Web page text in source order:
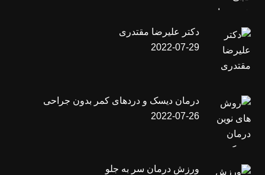
دکتر علیرضا مقتدری
2022-07-29
درمان دیسک و دردهای کمر بدون جراحی
2022-07-26
ورزش درمان سر به جلو